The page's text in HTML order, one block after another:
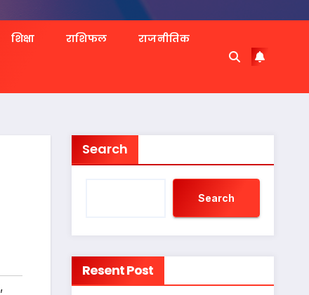
शिक्षा राशिफल राजनीतिक
,
Search
Search
Resent Post